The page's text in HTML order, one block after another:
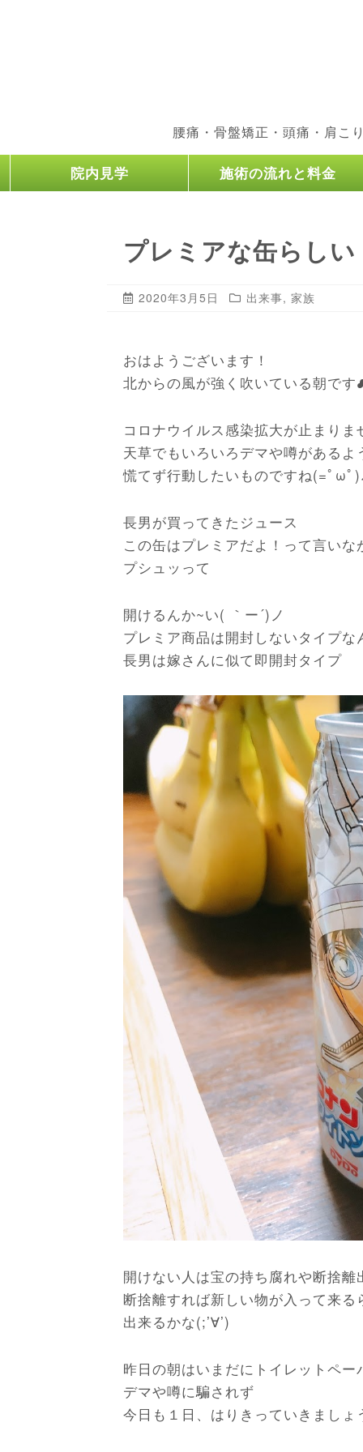
腰痛・骨盤矯正・頭痛・肩こ
院内見学 施術の流れと料金
プレミアな缶らしい
2020年3月5日 出来事, 家族
おはようございます！
北からの風が強く吹いている朝で
コロナウイルス感染拡大が止まり
天草でもいろいろデマや噂がある
慌てず行動したいものですね(=ﾟωﾟ
長男が買ってきたジュース
この缶はプレミアだよ！って言いな
プシュッって
開けるんか~い( ｀ー´)ノ
プレミア商品は開封しないタイプ
長男は嫁さんに似て即開封タイプ
開けない人は宝の持ち腐れや断捨
断捨離すれば新しい物が入って来
出来るかな(;’∀’)
昨日の朝はいまだにトイレットペ
デマや噂に騙されず
今日も１日、はりきっていきましょ